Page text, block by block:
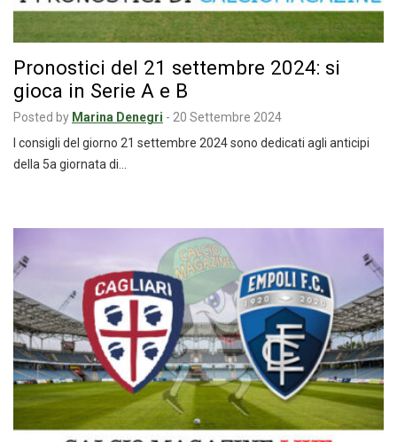
Pronostici del 21 settembre 2024: si
gioca in Serie A e B
Posted by Marina Denegri - 20 Settembre 2024
I consigli del giorno 21 settembre 2024 sono dedicati agli anticipi
della 5a giornata di…